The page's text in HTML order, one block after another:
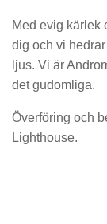
Med evig kärlek
dig och vi
ljus. Vi är
det gudomliga.
Överföring och
Lighthouse.